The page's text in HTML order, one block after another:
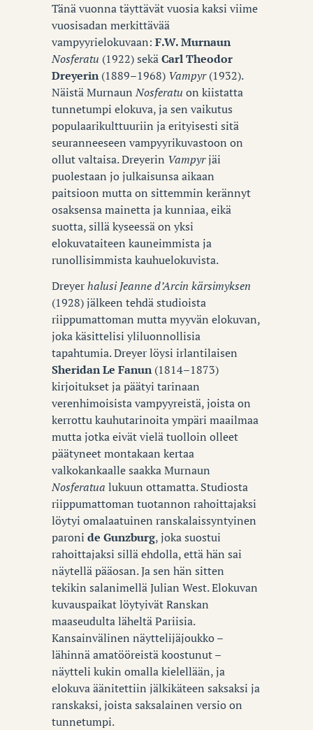
Tänä vuonna täyttävät vuosia kaksi viime
vuosisadan merkittävää
vampyyrielokuvaan: F.W. Murnaun
Nosferatu (1922) sekäCarl Theodor
Dreyerin(1889–1968) Vampyr(1932).
Näistä MurnaunNosferatu on kiistatta
tunnetumpi elokuva, ja sen vaikutus
populaarikulttuuriin ja erityisesti sitä
seuranneeseen vampyyrikuvastoon on
ollut valtaisa. Dreyerin Vampyrjäi
puolestaan jo julkaisunsa aikaan
paitsioon mutta on sittemmin kerännyt
osaksensa mainetta ja kunniaa, eikä
suotta, sillä kyseessä on yksi
elokuvataiteen kauneimmista ja
runollisimmista kauhuelokuvista.
Dreyerhalusi Jeanne d’Arcin kärsimyksen
(1928) jälkeen tehdä studioista
riippumattoman mutta myyvän elokuvan,
joka käsittelisi yliluonnollisia
tapahtumia. Dreyer löysi irlantilaisen
Sheridan Le Fanun(1814–1873)
kirjoitukset ja päätyi tarinaan
verenhimoisista vampyyreistä, joista on
kerrottu kauhutarinoita ympäri maailmaa
mutta jotka eivät vielä tuolloin olleet
päätyneet montakaan kertaa
valkokankaalle saakka Murnaun
Nosferatua lukuun ottamatta. Studiosta
riippumattoman tuotannon rahoittajaksi
löytyi omalaatuinen ranskalaissyntyinen
paroni de Gunzburg, joka suostui
rahoittajaksi sillä ehdolla, että hän sai
näytellä pääosan. Ja sen hän sitten
tekikin salanimellä Julian West. Elokuvan
kuvauspaikat löytyivät Ranskan
maaseudulta läheltä Pariisia.
Kansainvälinen näyttelijäjoukko –
lähinnä amatööreistä koostunut –
näytteli kukin omalla kielellään, ja
elokuva äänitettiin jälkikäteen saksaksi ja
ranskaksi, joista saksalainen versio on
tunnetumpi.